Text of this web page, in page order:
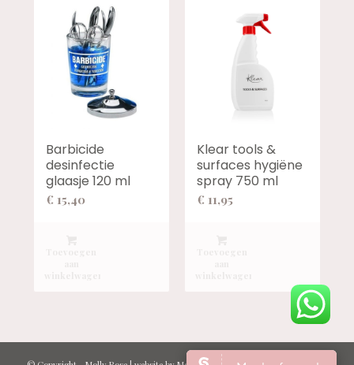
Barbicide
desinfectie
glaasje 120 ml
€ 15,40
Klear tools &
surfaces hygiëne
spray 750 ml
€ 11,95